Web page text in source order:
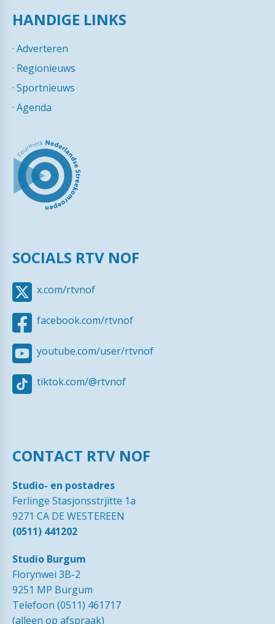
HANDIGE LINKS
· Adverteren
· Regionieuws
· Sportnieuws
· Agenda
SOCIALS RTV NOF
x.com/rtvnof
facebook.com/rtvnof
youtube.com/user/rtvnof
tiktok.com/@rtvnof
CONTACT RTV NOF
Studio- en postadres
Ferlinge Stasjonsstrjitte 1a
9271 CA DE WESTEREEN
(0511) 441202
Studio Burgum
Florynwei 3B-2
9251 MP Burgum
Telefoon (0511) 461717
(alleen op afspraak)